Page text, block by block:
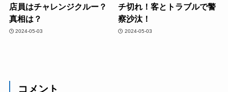
店員はチャレンジクルー？
真相は？
2024-05-03
チ切れ！客とトラブルで警
察沙汰！
2024-05-03
コメント